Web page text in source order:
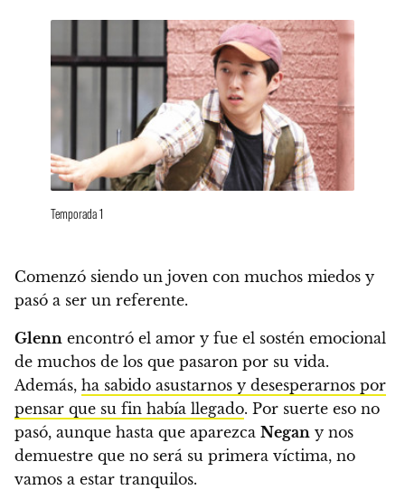
Temporada 1
Comenzó siendo un joven con muchos miedos y
pasó a ser un referente.
Glenn encontró el amor y fue el sostén emocional
de muchos de los que pasaron por su vida.
Además, ha sabido asustarnos y desesperarnos por
pensar que su fin había llegado. Por suerte eso no
pasó, aunque hasta que aparezca Negan y nos
demuestre que no será su primera víctima, no
vamos a estar tranquilos.